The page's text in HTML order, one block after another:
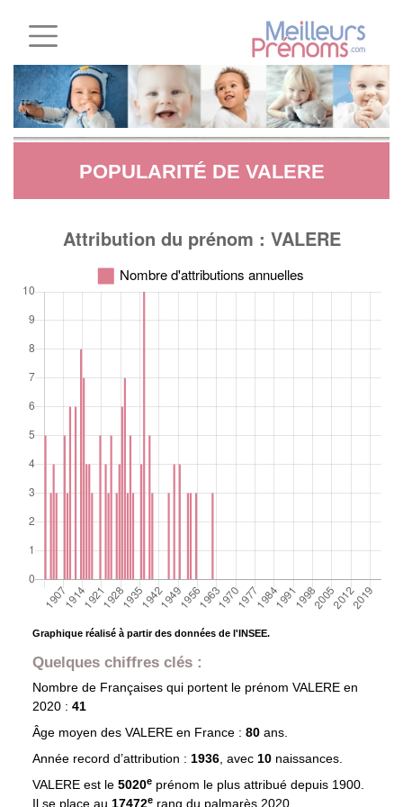
POPULARITÉ DE VALERE
Graphique réalisé à partir des données de l'INSEE.
Quelques chiffres clés :
Nombre de Françaises qui portent le prénom VALERE en
2020 : 41
Âge moyen des VALEREen France : 80 ans.
Année record d’attribution : 1936, avec 10 naissances.
VALERE est le 5020eprénom le plus attribué depuis 1900.
Il se place au 17472e rang du palmarès 2020.